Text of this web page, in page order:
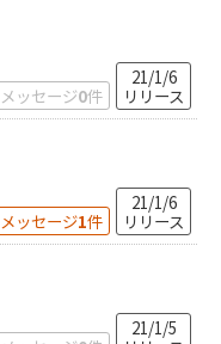
メッセージ0件
21/1/6
リリース
メッセージ1件
21/1/6
リリース
21/1/5